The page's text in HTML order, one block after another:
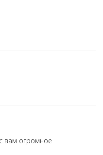
вам огромное